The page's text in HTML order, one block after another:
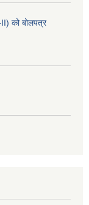
II) को बोलपत्र